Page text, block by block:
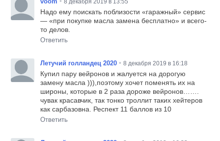
Надо ему поискать поблизости «гаражный» сервис
— «при покупке масла замена бесплатно» и всего-
то делов.
Ответить
Летучий голландец 2020 • 8 декабря 2019 в 16:18
Купил пару вейронов и жалуется на дорогую
замену масла ))),поэтому хочет поменять их на
широны, которые в 2 раза дороже вейронов…….
чувак красавчик, так тонко троллит таких хейтеров
как сарбазовна. Респект 11 баллов из 10
Ответить